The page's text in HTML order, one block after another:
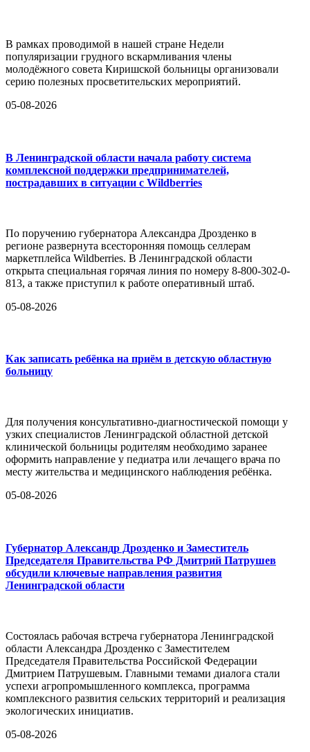
В рамках проводимой в нашей стране Недели
популяризации грудного вскармливания члены
молодёжного совета Киришской больницы организовали
серию полезных просветительских мероприятий.
05-08-2026
В Ленинградской области начала работу система
комплексной поддержки предпринимателей,
пострадавших в ситуации с Wildberries
По поручению губернатора Александра Дрозденко в
регионе развернута всесторонняя помощь селлерам
маркетплейса Wildberries. В Ленинградской области
открыта специальная горячая линия по номеру 8-800-302-0-
813, а также приступил к работе оперативный штаб.
05-08-2026
Как записать ребёнка на приём в детскую областную
больницу
Для получения консультативно-диагностической помощи у
узких специалистов Ленинградской областной детской
клинической больницы родителям необходимо заранее
оформить направление у педиатра или лечащего врача по
месту жительства и медицинского наблюдения ребёнка.
05-08-2026
Губернатор Александр Дрозденко и Заместитель
Председателя Правительства РФ Дмитрий Патрушев
обсудили ключевые направления развития
Ленинградской области
Состоялась рабочая встреча губернатора Ленинградской
области Александра Дрозденко с Заместителем
Председателя Правительства Российской Федерации
Дмитрием Патрушевым. Главными темами диалога стали
успехи агропромышленного комплекса, программа
комплексного развития сельских территорий и реализация
экологических инициатив.
05-08-2026